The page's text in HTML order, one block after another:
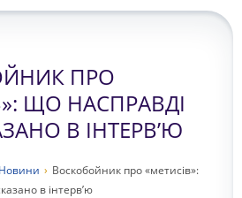
ПРО
ЩО НАСПРАВДІ
В ІНТЕРВ’Ю
Новини › Воскобойник про «метисів»:
в інтерв’ю